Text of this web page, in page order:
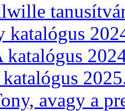
katalógus
katalógus
avagy a